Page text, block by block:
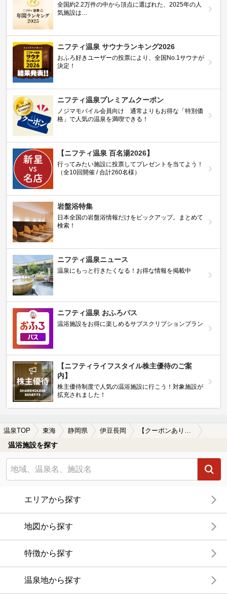
全国約2.2万件の中から頂点に選ばれた、2025年の人
気施設は…
ニフティ温泉 サウナランキング2026
おふろ好きユーザーの投票により、全国No.1サウナが
決定！
ニフティ温泉プレミアムクーポン
ノジマモバイル会員向け 通常よりもお得な「特別価
格」で人気の温泉を満喫できる！
【ニフティ温泉 百名湯2026】
行ってみたい施設に投票してプレゼントを当てよう！
（全10回開催 / 合計260名様）
岩盤浴特集
日本全国の岩盤浴情報だけをピックアップ。まとめて
検索！
ニフティ温泉ニュース
温泉にもっと行きたくなる！お得な情報を掲載中
ニフティ温泉 おふろパス
温浴施設をお得に楽しめるサブスクリプションプラン
【ニフティライフスタイル株主優待のご案
内】
株主優待制度で人気の温浴施設に行こう！対象施設が
拡充されました！
温泉TOP 東海 静岡県 伊豆長岡 【クーポンあり】ホテルで楽しめる伊豆長岡の温泉、日帰り温泉、スーパー銭湯おすすめ
温浴施設を探す
エリアから探す
地図から探す
特徴から探す
温泉地から探す